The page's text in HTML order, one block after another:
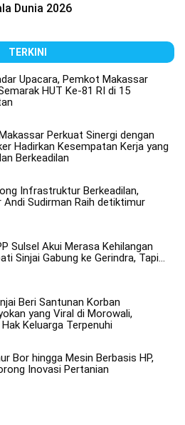
Dunia 2026
TERKINI
Upacara, Pemkot Makassar
HUT Ke-81 RI di 15
Perkuat Sinergi dengan
Hadirkan Kesempatan Kerja yang
Berkeadilan
Infrastruktur Berkeadilan,
Andi Sudirman Raih detiktimur
Sulsel Akui Merasa Kehilangan
Sinjai Gabung ke Gerindra, Tapi…
Beri Santunan Korban
yang Viral di Morowali,
Keluarga Terpenuhi
Bor hingga Mesin Berbasis HP,
Inovasi Pertanian